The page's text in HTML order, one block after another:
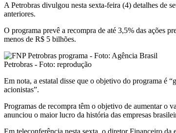
A Petrobras divulgou nesta sexta-feira (4) detalhes de
anteriores.
O programa prevê a recompra de até 3,5% das ações
menos de R$ 5 bilhões.
Petrobras - Foto: reprodução
Em nota, a estatal disse que o objetivo do programa é
acionistas”.
Programas de recompra têm o objetivo de aumentar o
anunciou o maior lucro da história das empresas
Em teleconferência nesta sexta, o diretor Financeiro